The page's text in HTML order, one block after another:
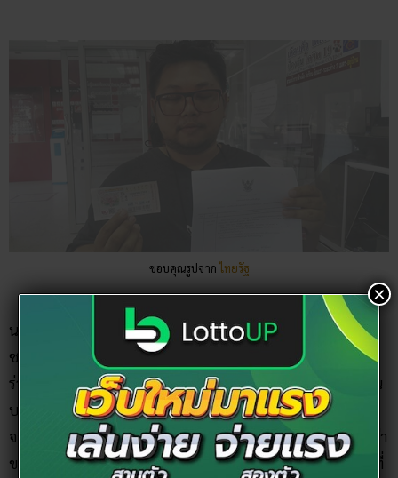
ขอบคุณรูปจาก ไทยรัฐ
นายนักสิทธิ์ บุญสม อายุ 33 ปี เป็นพนักงานส่งพัสดุ บริษัทลา
ซาด้า ที่ จ.ระยอง ได้บอกว่าเมื่อวันที่ 28 มีนาคม ที่ผ่านมาได้ไป
ร่วมงานบวชของน้องชายที่ วัดน้ำคอกเก่า อ.เมืองระยอง หลังงาน
บวชเสร็จสิ้น ได้ออกมาเจอชายขายลอตเตอรี่ขี่มอเตอร์ไซค์มา
จอด ถือแผงลอตเตอรี่มาขาย จึงได้ซื้อไว้ 1 ใบ พร้อมกับภาวนาว่า
ขอให้ถูกรางวัลที่ จะนำเงินไปปลูกบ้านให้พ่อแม่ แล้วก็จริงตามที่
×